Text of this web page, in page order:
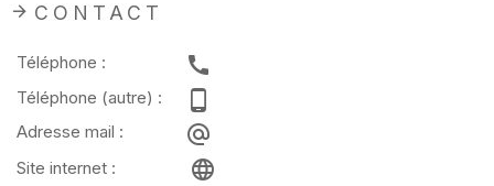
CONTACT
Téléphone :
Téléphone (autre) :
Adresse mail :
Site internet :